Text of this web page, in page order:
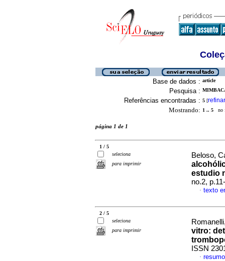
Base de dados : article
Pesquisa :
Referências encontradas : 5 [refinar
Mostrando: 1 .. 5 no
página 1 de 1
1 / 5
seleciona
para imprimir
Beloso,
estudio
no.2,
· texto
2 / 5
seleciona
para imprimir
vitro:
ISSN
·